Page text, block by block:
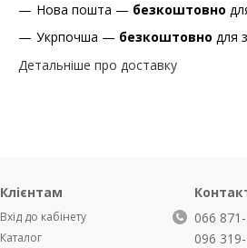
Нова пошта — безкоштовно
Укрпочша — безкоштовно для
Детальніше про доставку
Клієнтам
Вхід до кабінету
Каталог
066
096